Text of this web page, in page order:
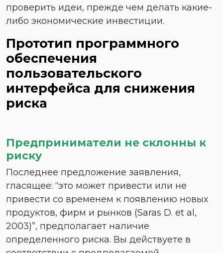
проверить идеи, прежде чем делать какие-
либо экономические инвестиции.
Прототип программного
обеспечения
пользовательского
интерфейса для снижения
риска
Предприниматели не склонны к
риску
Последнее предложение заявления,
гласящее: “это может привести или не
привести со временем к появлению новых
продуктов, фирм и рынков (Saras D. et al,
2003)”, предполагает наличие
определенного риска. Вы действуете в